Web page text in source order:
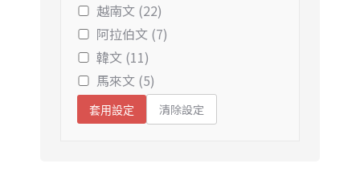
越南文 (22)
阿拉伯文 (7)
韓文 (11)
馬來文 (5)
套用設定 清除設定